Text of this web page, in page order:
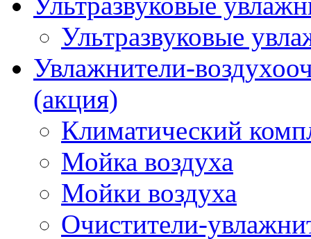
Ультразвуковые
Увлажнители-
(акция)
Климатический
Мойка воздуха
Мойки воздуха
Очистители-